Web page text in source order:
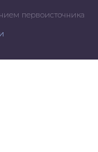
первоисточника